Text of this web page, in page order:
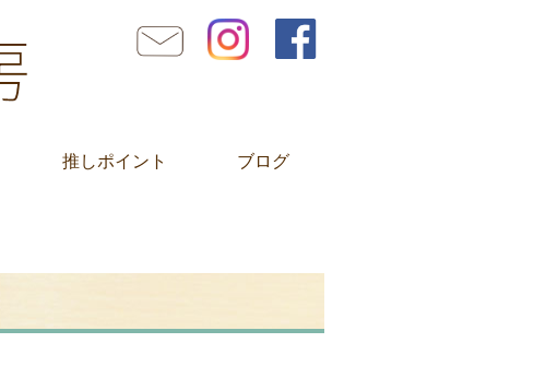
推しポイント ブログ